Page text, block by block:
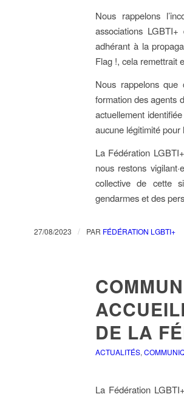
Nous rappelons
associations
adhérant à la
Flag !, cela remettrait
Nous rappelons que
formation des agents
actuellement
aucune légitimité pour
La Fédération
nous restons
collective de cette
gendarmes et des
27/08/2023 / PAR FÉDÉRATION LGBTI+
DE LA
ACTUALITÉS,
La Fédération